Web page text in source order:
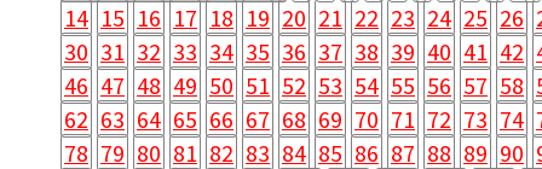
14 15 16 17 18 19 20 21 22 23 24 25 26
30 31 32 33 34 35 36 37 38 39 40 41 42
46 47 48 49 50 51 52 53 54 55 56 57 58
62 63 64 65 66 67 68 69 70 71 72 73 74
78 79 80 81 82 83 84 85 86 87 88 89 90